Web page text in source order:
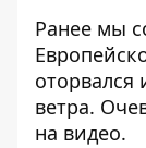
Ранее мы
оторвался
ветра.
на видео.